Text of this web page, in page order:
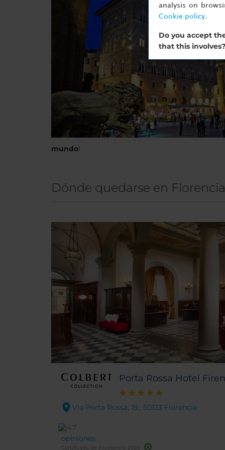
mundo!
Dónde quedarse en Florencia
Porta Rossa Hotel
Via Porta Rossa, 19,. 50123 Florencia
opiniones
Certificado de Excelencia 2025
analysis on
Cookie policy.
Do you accept
that this involves?